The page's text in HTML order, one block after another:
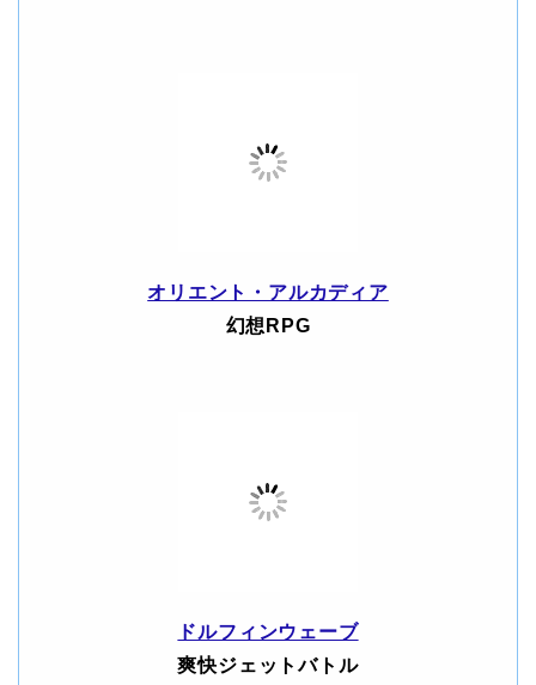
オリエント・アルカディア
幻想RPG
ドルフィンウェーブ
爽快ジェットバトル